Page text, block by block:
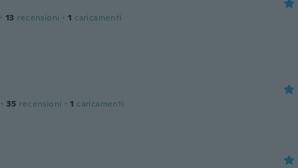
· 13 recensioni · 1 caricamenti
· 35 recensioni · 1 caricamenti